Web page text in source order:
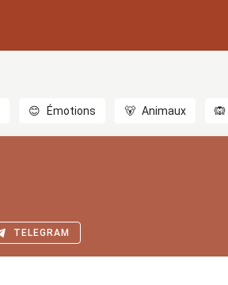
😊 Émotions 🐻 Animaux 🙉
TELEGRAM